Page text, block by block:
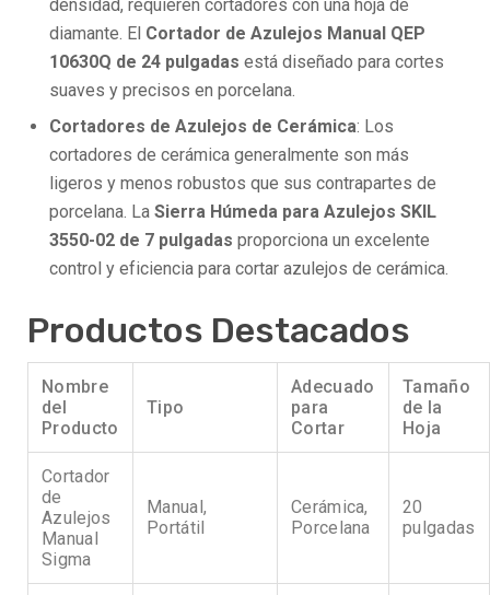
densidad, requieren cortadores con una hoja de
diamante. El Cortador de Azulejos Manual QEP
10630Q de 24 pulgadas está diseñado para cortes
suaves y precisos en porcelana.
Cortadores de Azulejos de Cerámica: Los
cortadores de cerámica generalmente son más
ligeros y menos robustos que sus contrapartes de
porcelana. La Sierra Húmeda para Azulejos SKIL
3550-02 de 7 pulgadas proporciona un excelente
control y eficiencia para cortar azulejos de cerámica.
Productos Destacados
Nombre
del
Producto
Tipo
Adecuado
para
Cortar
Tamaño
de la
Hoja
Cortador
de
Azulejos
Manual
Sigma
Manual,
Portátil
Cerámica,
Porcelana
20
pulgadas